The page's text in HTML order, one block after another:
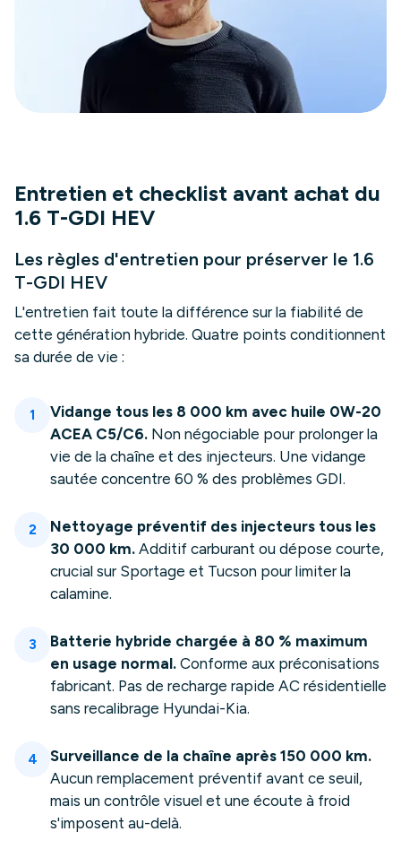
Entretien et checklist avant achat du
1.6 T-GDI HEV
Les règles d'entretien pour préserver le 1.6
T-GDI HEV
L'entretien fait toute la différence sur la fiabilité de
cette génération hybride. Quatre points conditionnent
sa durée de vie :
1
Vidange tous les 8 000 km avec huile 0W-20
ACEA C5/C6. Non négociable pour prolonger la
vie de la chaîne et des injecteurs. Une vidange
sautée concentre 60 % des problèmes GDI.
2
Nettoyage préventif des injecteurs tous les
30 000 km. Additif carburant ou dépose courte,
crucial sur Sportage et Tucson pour limiter la
calamine.
3
Batterie hybride chargée à 80 % maximum
en usage normal. Conforme aux préconisations
fabricant. Pas de recharge rapide AC résidentielle
sans recalibrage Hyundai-Kia.
4
Surveillance de la chaîne après 150 000 km.
Aucun remplacement préventif avant ce seuil,
mais un contrôle visuel et une écoute à froid
s'imposent au-delà.